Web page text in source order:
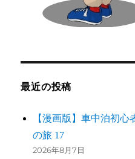
最近の投稿
【漫画版】車中泊初
の旅 17
2026年8月7日